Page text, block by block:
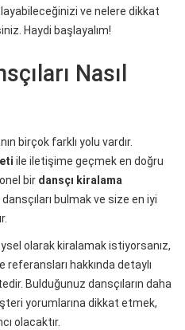
ve nelere dikkat
Haydi başlayalım!
Nasıl
birçok farklı yolu vardır.
ile iletişime geçmek en doğru
bir dansçı kiralama
bulmak ve size en iyi
olarak kiralamak istiyorsanız,
hakkında detaylı
Bulduğunuz dansçıların daha
yorumlarına dikkat etmek,
olacaktır.